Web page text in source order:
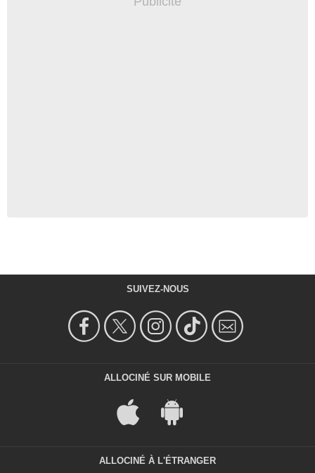
SUIVEZ-NOUS
ALLOCINÉ SUR MOBILE
ALLOCINÉ À L'ÉTRANGER